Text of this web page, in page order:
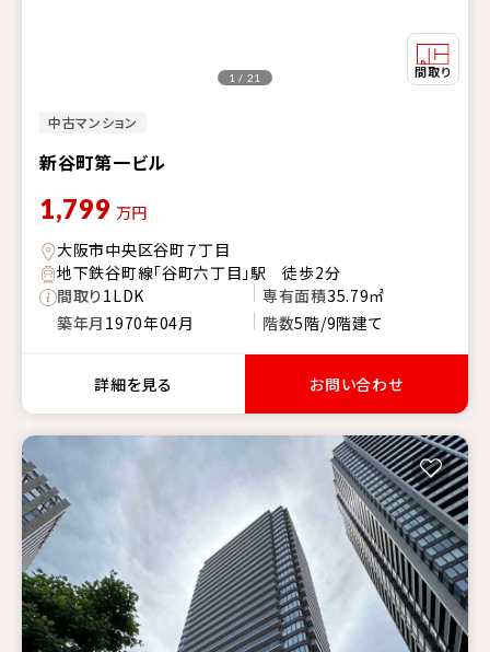
中古マンション
新谷町第一ビル
1 / 21
1,799 万円
大阪市中央区谷町７丁目
地下鉄谷町線「谷町六丁目」駅 徒歩2分
間取り1LDK 専有面積35.79㎡
築年月 1970年04月 階数5階/9階建て
詳細を見る お問い合わせ